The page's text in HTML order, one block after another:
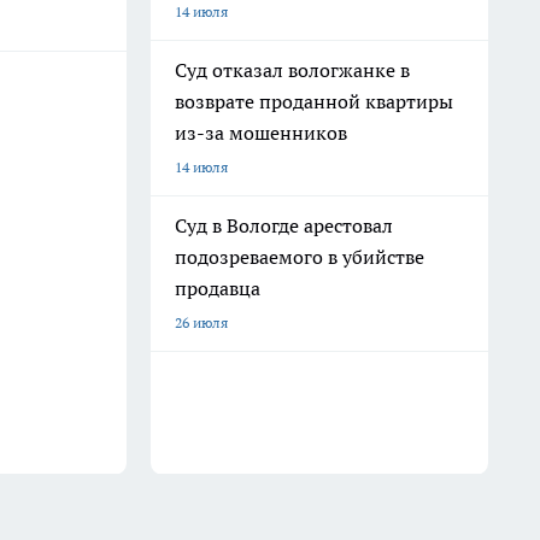
14 июля
Суд отказал вологжанке в
возврате проданной квартиры
из-за мошенников
14 июля
Суд в Вологде арестовал
подозреваемого в убийстве
продавца
26 июля